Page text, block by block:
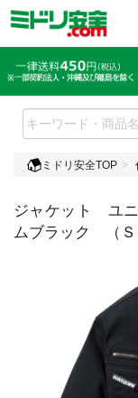
ミドリ安全TOP
ジャケット ユ
ムブラック （Ｓ